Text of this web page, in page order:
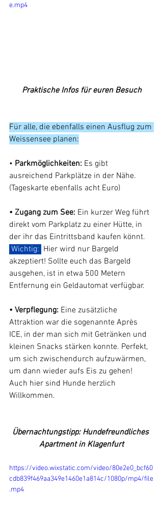
e.mp4
Praktische Infos für euren Besuch
Für alle, die ebenfalls einen Ausflug zum
Weissensee planen:
• Parkmöglichkeiten: Es gibt
ausreichend Parkplätze in der Nähe.
(Tageskarte ebenfalls acht Euro)
• Zugang zum See: Ein kurzer Weg führt
direkt vom Parkplatz zu einer Hütte, in
der ihr das Eintrittsband kaufen könnt.
Wichtig: Hier wird nur Bargeld
akzeptiert! Sollte euch das Bargeld
ausgehen, ist in etwa 500 Metern
Entfernung ein Geldautomat verfügbar.
• Verpflegung: Eine zusätzliche
Attraktion war die sogenannte Après
ICE, in der man sich mit Getränken und
kleinen Snacks stärken konnte. Perfekt,
um sich zwischendurch aufzuwärmen,
um dann wieder aufs Eis zu gehen!
Auch hier sind Hunde herzlich
Willkommen.
Übernachtungstipp: Hundefreundliches
Apartment in Klagenfurt
https://video.wixstatic.com/video/80e2e0_bcf60
cdb839f469aa349e1460e1a814c/1080p/mp4/file
.mp4